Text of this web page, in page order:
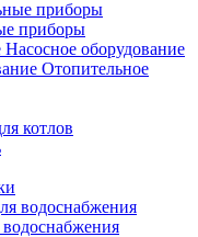
приборы
Насосное оборудование
Отопительное
котлов